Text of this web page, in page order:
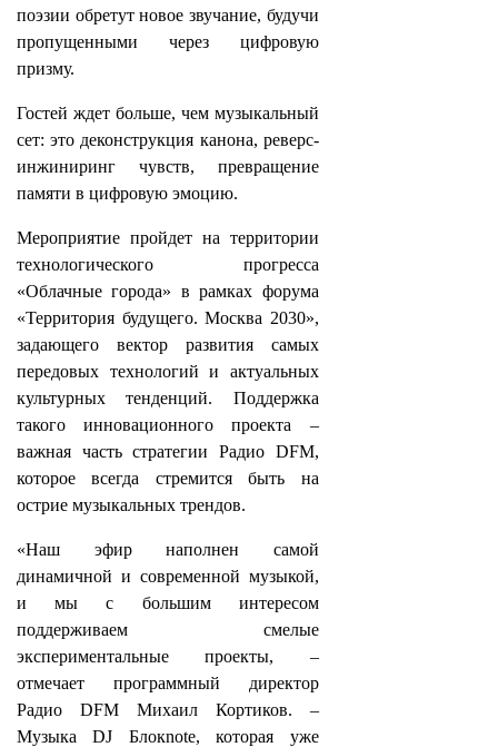
поэзии обретут новое звучание, будучи
пропущенными через цифровую
призму.
Гостей ждет больше, чем музыкальный
сет: это деконструкция канона, реверс-
инжиниринг чувств, превращение
памяти в цифровую эмоцию.
Мероприятие пройдет на территории
технологического прогресса
«Облачные города» в рамках форума
«Территория будущего. Москва 2030»,
задающего вектор развития самых
передовых технологий и актуальных
культурных тенденций. Поддержка
такого инновационного проекта –
важная часть стратегии Радио DFM,
которое всегда стремится быть на
острие музыкальных трендов.
«Наш эфир наполнен самой
динамичной и современной музыкой,
и мы с большим интересом
поддерживаем смелые
экспериментальные проекты, –
отмечает программный директор
Радио DFM Михаил Кортиков. –
Музыка DJ Блокnote, которая уже